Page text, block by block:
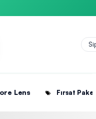
Lens Fırsat